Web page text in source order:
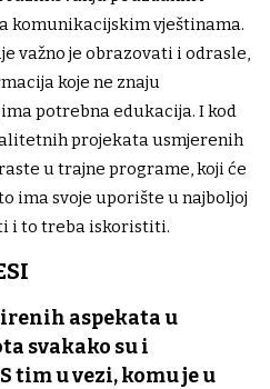
komunikacijskim vještinama.
važno je obrazovati i odrasle,
koje ne znaju
potrebna edukacija. I kod
projekata usmjerenih
u trajne programe, koji će
ima svoje uporište u najboljoj
i to treba iskoristiti.
aspekata u
svakako su i
tim u vezi, komu je u